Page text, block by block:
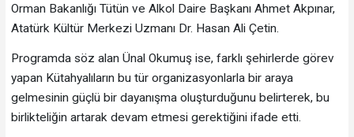
Orman Bakanlığı Tütün ve Alkol Daire Başkanı Ahmet Akpınar,
Atatürk Kültür Merkezi Uzmanı Dr. Hasan Ali Çetin.
Programda söz alan Ünal Okumuş ise, farklı şehirlerde görev
yapan Kütahyalıların bu tür organizasyonlarla bir araya
gelmesinin güçlü bir dayanışma oluşturduğunu belirterek, bu
birlikteliğin artarak devam etmesi gerektiğini ifade etti.